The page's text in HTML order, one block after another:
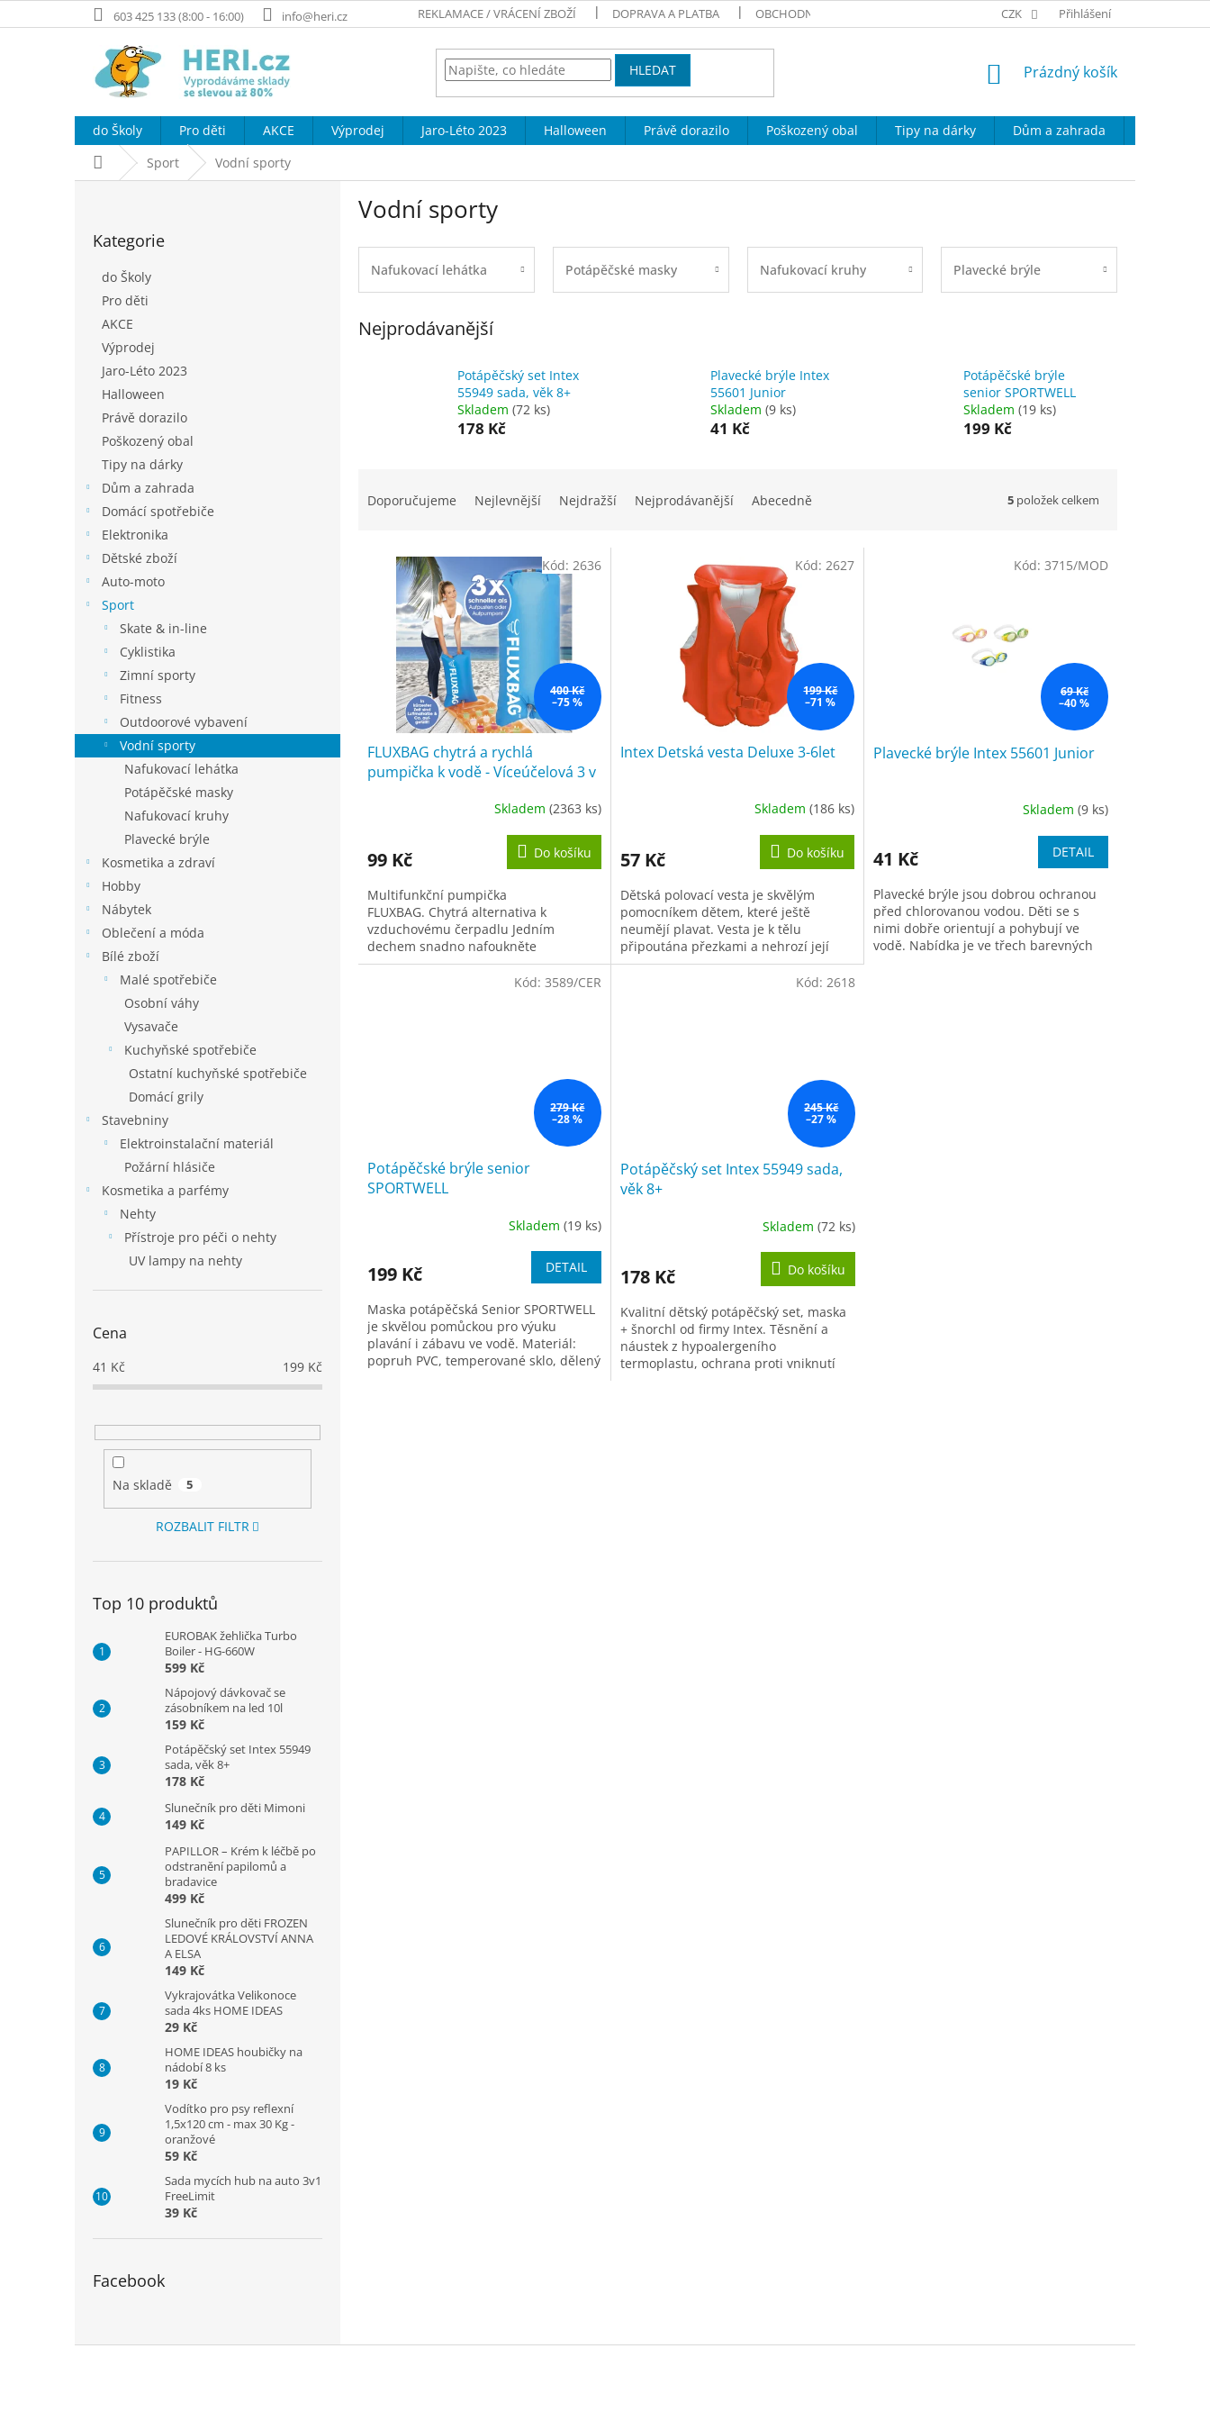
na
603 425 133 (8:00 - 16:00) info@heri.cz REKLAMACE / VRÁCENÍ ZBOŽÍ DOPRAVA A PLATBA OBCHODNÍ PODMÍNKY PODMÍNKY OCHRANY OSOBNÍCH
CZK Přihlášení
HLEDAT
NÁKUPNÍ
Prázdný košík
do Školy Pro děti AKCE Výprodej Jaro-Léto 2023 Halloween Právě dorazilo Poškozený obal Tipy na dárky Dům a zahrada
Domů Sport Vodní sporty
kategorie
Kategorie
do Školy
Pro děti
AKCE
Výprodej
Jaro-Léto 2023
Halloween
Právě dorazilo
Poškozený obal
Tipy na dárky
Dům a zahrada
Domácí spotřebiče
Elektronika
Dětské zboží
Auto-moto
Sport
Skate & in-line
Cyklistika
Zimní sporty
Fitness
Outdoorové vybavení
Vodní sporty
Nafukovací lehátka
Potápěčské masky
Nafukovací kruhy
Plavecké brýle
Kosmetika a zdraví
Hobby
Nábytek
Oblečení a móda
Bílé zboží
Malé spotřebiče
Osobní váhy
Vysavače
Kuchyňské spotřebiče
Ostatní kuchyňské spotřebiče
Domácí grily
Stavebniny
Elektroinstalační materiál
Požární hlásiče
Kosmetika a parfémy
Nehty
Přístroje pro péči o nehty
UV lampy na nehty
Cena
41 Kč 199 Kč
Na skladě 5
ROZBALIT FILTR
Top 10 produktů
EUROBAK žehlička Turbo
Boiler - HG-660W
599 Kč
Nápojový dávkovač se
zásobníkem na led 10l
159 Kč
Potápěčský set Intex 55949
sada, věk 8+
178 Kč
Slunečník pro děti Mimoni
149 Kč
PAPILLOR – Krém k léčbě po
odstranění papilomů a
bradavice
499 Kč
Slunečník pro děti FROZEN
LEDOVÉ KRÁLOVSTVÍ ANNA
A ELSA
149 Kč
Vykrajovátka Velikonoce
sada 4ks HOME IDEAS
29 Kč
HOME IDEAS houbičky na
nádobí 8 ks
19 Kč
Vodítko pro psy reflexní
1,5x120 cm - max 30 Kg -
oranžové
59 Kč
Sada mycích hub na auto 3v1
FreeLimit
39 Kč
Facebook
Vodní sporty
Nafukovací lehátka Potápěčské masky Nafukovací kruhy Plavecké brýle
Nejprodávanější
Potápěčský set Intex
55949 sada, věk 8+
Skladem (72 ks)
178 Kč
Plavecké brýle Intex
55601 Junior
Skladem (9 ks)
41 Kč
Potápěčské brýle
senior SPORTWELL
Skladem (19 ks)
199 Kč
Doporučujeme Nejlevnější Nejdražší Nejprodávanější Abecedně 5 položek celkem
400 Kč
–75 %
FLUXBAG chytrá a rychlá
pumpička k vodě - Víceúčelová 3 v
je
z
5
hvězdiček.
Skladem (2363 ks)
99 Kč Do košíku
Multifunkční pumpička
FLUXBAG. Chytrá alternativa k
vzduchovému čerpadlu Jedním
dechem snadno nafoukněte
nafukovací matrace, plavecká zvířata.
Naplněny vzduchem. Kromě...
Kód: 2636
199 Kč
–71 %
Intex Detská vesta Deluxe 3-6let
je
z
5
hvězdiček.
Skladem (186 ks)
57 Kč Do košíku
Dětská polovací vesta je skvělým
pomocníkem dětem, které ještě
neumějí plavat. Vesta je k tělu
připoutána přezkami a nehrozí její
sklouznutí. věk: 3-6 let (18 - 30 kg)...
Kód: 2627
69 Kč
–40 %
Plavecké brýle Intex 55601 Junior
je
z
5
hvězdiček.
Skladem (9 ks)
41 Kč DETAIL
Plavecké brýle jsou dobrou ochranou
před chlorovanou vodou. Děti se s
nimi dobře orientují a pohybují ve
vodě. Nabídka je ve třech barevných
Kód: 3715/MOD
279 Kč
–28 %
Potápěčské brýle senior
SPORTWELL
je
z
5
hvězdiček.
Skladem (19 ks)
199 Kč DETAIL
Maska potápěčská Senior SPORTWELL
je skvělou pomůckou pro výuku
plavání i zábavu ve vodě. Materiál:
popruh PVC, temperované sklo, dělený
Kód: 3589/CER
245 Kč
–27 %
Potápěčský set Intex 55949 sada,
věk 8+
je
z
5
hvězdiček.
Skladem (72 ks)
178 Kč Do košíku
Kvalitní dětský potápěčský set, maska
+ šnorchl od firmy Intex. Těsnění a
náustek z hypoalergeního
termoplastu, ochrana proti vniknutí
Kód: 2618